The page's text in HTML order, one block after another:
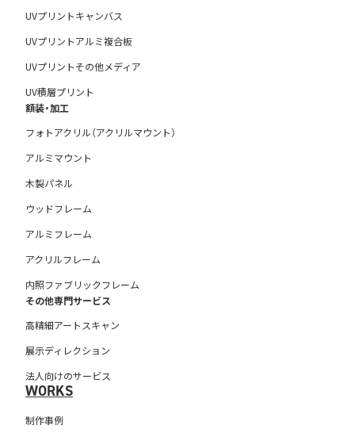
UVプリントキャンバス
UVプリントアルミ複合板
UVプリントその他メディア
UV積層プリント
額装・加工
フォトアクリル（アクリルマウント）
アルミマウント
木製パネル
ウッドフレーム
アルミフレーム
アクリルフレーム
内照ファブリックフレーム
その他専門サービス
高精細アートスキャン
展示ディレクション
法人向けのサービス
WORKS
制作事例